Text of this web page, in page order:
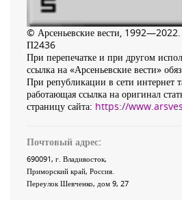
© Арсеньевские вести,
П2436
При перепечатке и при другом
ссылка на «Арсеньевские вести»
При републикации в сети интернет
работающая ссылка на оригинал
страницу сайта: https://
Почтовый адрес:
690091, г. Владивосток,
Приморский край, Россия
Переулок Шевченко, дом 9, 27